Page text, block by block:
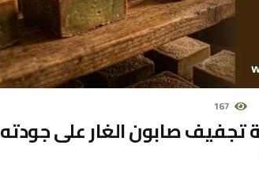
167
صابون الغار على جودته